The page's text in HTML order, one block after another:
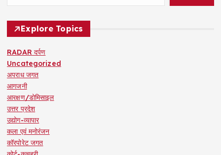
Explore Topics
RADAR दर्पण
Uncategorized
अपराध जगत
आगजनी
आरक्षण/डोमिसाइल
उत्तर प्रदेश
उद्योग-व्यापार
कला एवं मनोरंजन
कॉरपोरेट जगत